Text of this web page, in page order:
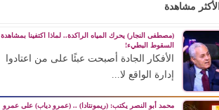
مشاهدة
(مصطفى النجار) يحرك المياه الراكدة.. لماذا اكتفينا بمشاهدة
السقوط البطيء!
الأفكار الجادة أصبحت عبئًا على من اعتادوا
إدارة الواقع لا...
محمد أبو النصر يكتب: (ريمونتادا) .. (عمرو دياب) على عمرو